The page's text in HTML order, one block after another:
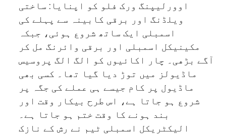
اوورلیپنگ ورک فلو کو اپنایا: ساختی
ویلڈنگ اور برقی کابینہ سے پہلے کی
اسمبلی ایک ساتھ شروع ہوئی، جبکہ
مکینیکل اسمبلی اور برقی وائرنگ مل کر
آگے بڑھی۔ چار اکائیوں کو الگ الگ پروسیس
ماڈیولز میں توڑ دیا گیا تھا۔ کسی بھی
ماڈیول پر کام جیسے ہی عملے کی جگہ پر
شروع ہو جاتا ہے، اس طرح بیکار وقت اور
بند ہونے کا وقت ختم ہو جاتا ہے۔
الیکٹریکل اسمبلی ٹیم نے رش کے نازک